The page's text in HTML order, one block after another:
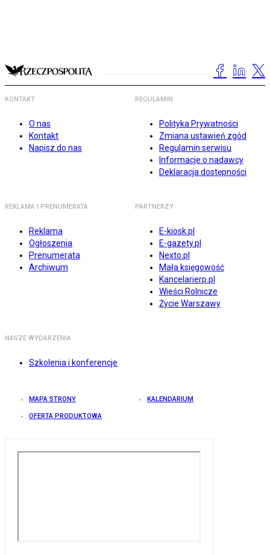
KONTAKT
O nas
Kontakt
Napisz do nas
REGULAMIN
Polityka Prywatności
Zmiana ustawień zgód
Regulamin serwisu
Informacje o nadawcy
Deklaracja dostępności
REKLAMA I PRENUMERATA
Reklama
Ogłoszenia
Prenumerata
Archiwum
PARTNERZY
E-kiosk.pl
E-gazety.pl
Nexto.pl
Mała księgowość
Kancelarierp.pl
Wieści Rolnicze
Życie Warszawy
NASZE WYDARZENIA
Szkolenia i konferencje
MAPA STRONY KALENDARIUM
OFERTA PRODUKTOWA